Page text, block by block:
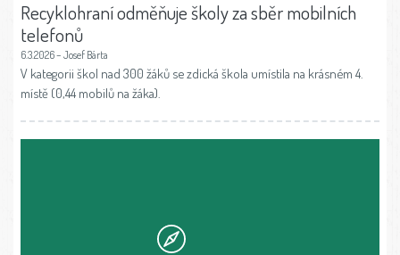
Recyklohraní odměňuje školy za sběr mobilních
telefonů
6.3.2026 – Josef Bárta
V kategorii škol nad 300 žáků se zdická škola umístila na krásném 4.
místě (0,44 mobilů na žáka).